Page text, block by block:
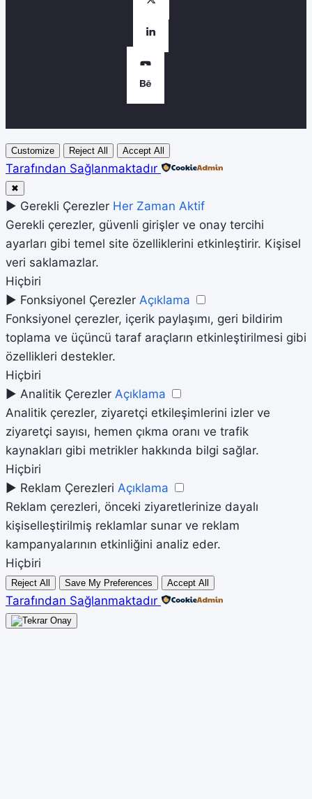
Customize Reject All Accept All
Tarafından Sağlanmaktadır
✖
► Gerekli Çerezler Her Zaman Aktif
Gerekli çerezler, güvenli girişler ve onay tercihi
ayarları gibi temel site özelliklerini etkinleştirir. Kişisel
veri saklamazlar.
Hiçbiri
► Fonksiyonel Çerezler Açıklama
Fonksiyonel çerezler, içerik paylaşımı, geri bildirim
toplama ve üçüncü taraf araçların etkinleştirilmesi gibi
özellikleri destekler.
Hiçbiri
► Analitik Çerezler Açıklama
Analitik çerezler, ziyaretçi etkileşimlerini izler ve
ziyaretçi sayısı, hemen çıkma oranı ve trafik
kaynakları gibi metrikler hakkında bilgi sağlar.
Hiçbiri
► Reklam Çerezleri Açıklama
Reklam çerezleri, önceki ziyaretlerinize dayalı
kişiselleştirilmiş reklamlar sunar ve reklam
kampanyalarının etkinliğini analiz eder.
Hiçbiri
Reject All Save My Preferences Accept All
Tarafından Sağlanmaktadır